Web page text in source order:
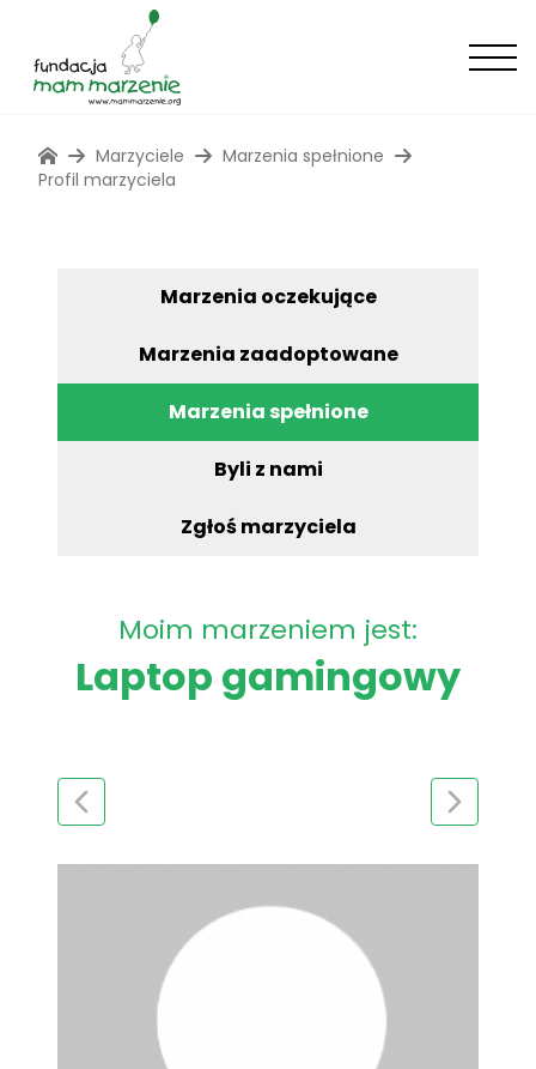
Marzyciele
Marzenia spełnione
Profil marzyciela
Marzenia oczekujące
Marzenia zaadoptowane
Marzenia spełnione
Byli z nami
Zgłoś marzyciela
Moim marzeniem jest:
Laptop gamingowy